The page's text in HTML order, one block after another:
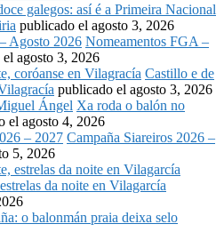
galegos: así é a Primeira Nacional
publicado el agosto 3, 2026
Nomeamentos FGA –
agosto 3, 2026
Castillo e de
publicado el agosto 3, 2026
Xa roda o balón no
el agosto 4, 2026
Campaña Siareiros 2026 –
5, 2026
da noite en Vilagarcía